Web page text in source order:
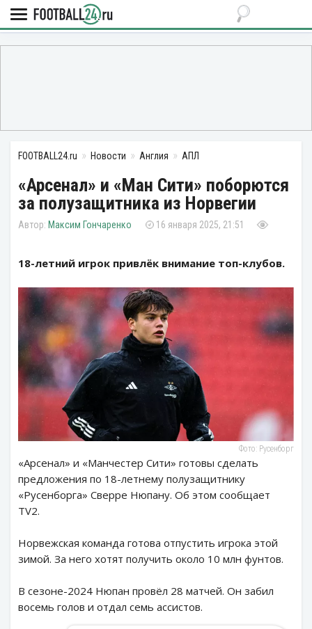
FOOTBALL24.ru Новости Англия АПЛ
«Арсенал» и «Ман Сити» поборются
за полузащитника из Норвегии
Максим Гончаренко 16 января 2025, 21:51
18-летний игрок привлёк внимание топ-клубов.
Фото: Русенборг
«Арсенал» и «Манчестер Сити» готовы сделать
предложения по 18-летнему полузащитнику
«Русенборга» Сверре Нюпану. Об этом сообщает
TV2.
Норвежская команда готова отпустить игрока этой
зимой. За него хотят получить около 10 млн фунтов.
В сезоне-2024 Нюпан провёл 28 матчей. Он забил
восемь голов и отдал семь ассистов.